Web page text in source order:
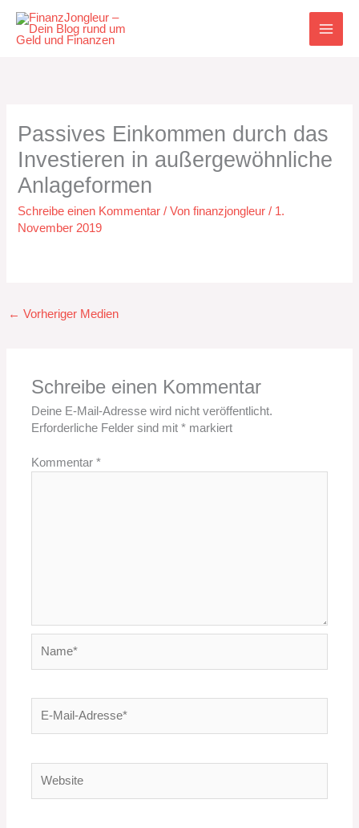
Inhalt
springen
Passives Einkommen durch das
Investieren in außergewöhnliche
Anlageformen
Schreibe einen Kommentar / Vonfinanzjongleur/ 1.
November 2019
← Vorheriger Medien
Schreibe einen Kommentar
Deine E-Mail-Adresse wird nicht veröffentlicht.
Erforderliche Felder sind mit* markiert
Kommentar*
Mail-